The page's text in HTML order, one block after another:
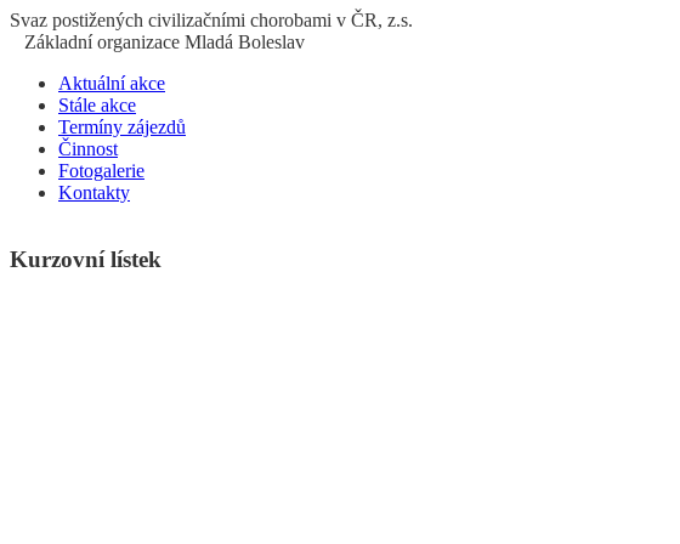
Svaz postižených civilizačními chorobami v ČR, z.s.
Základní organizace Mladá Boleslav
Aktuální akce
Stále akce
Termíny zájezdů
Činnost
Fotogalerie
Kontakty
Kurzovní lístek